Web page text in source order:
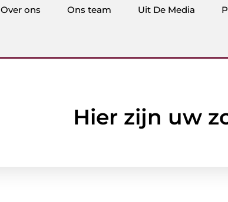
Over ons Ons team Uit De Media
Hier zijn uw